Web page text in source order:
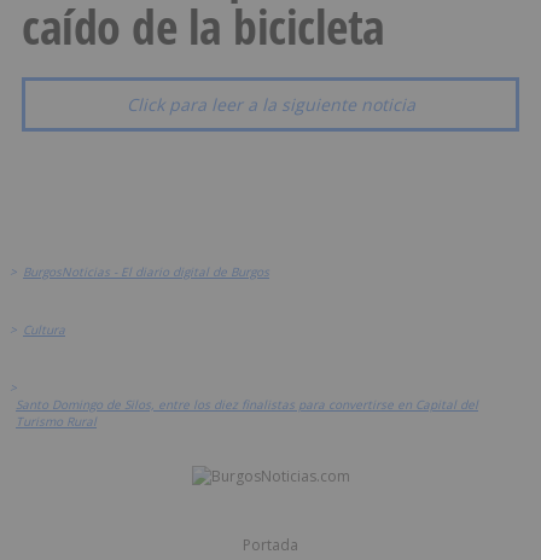
caído de la bicicleta
Click para leer a la siguiente noticia
> BurgosNoticias - El diario digital de Burgos
> Cultura
>
Santo Domingo de Silos, entre los diez finalistas para convertirse en Capital del
Turismo Rural
Portada